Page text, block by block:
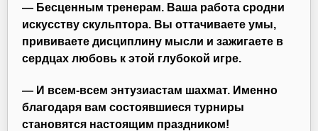
— Бесценным тренерам. Ваша работа сродни
искусству скульптора. Вы оттачиваете умы,
прививаете дисциплину мысли и зажигаете в
сердцах любовь к этой глубокой игре.
— И всем-всем энтузиастам шахмат. Именно
благодаря вам состоявшиеся турниры
становятся настоящим праздником!